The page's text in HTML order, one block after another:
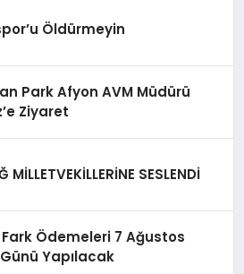
Öldürmeyin
Park Afyon AVM Müdürü
Ziyaret
MİLLETVEKİLLERİNE SESLENDİ
Fark Ödemeleri 7 Ağustos
Yapılacak